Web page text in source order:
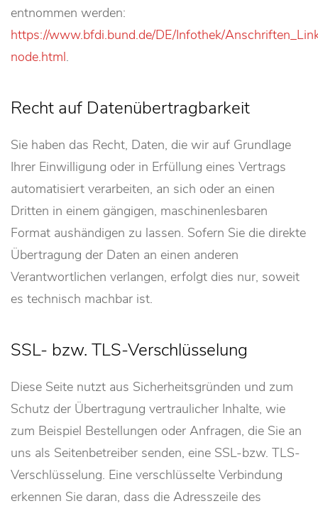
entnommen werden:
https://www.bfdi.bund.de/DE/Infothek/
node.html.
Recht auf Datenübertragbarkeit
Sie haben das Recht, Daten, die wir auf Grundlage
Ihrer Einwilligung oder in Erfüllung eines Vertrags
automatisiert verarbeiten, an sich oder an einen
Dritten in einem gängigen, maschinenlesbaren
Format aushändigen zu lassen. Sofern Sie die direkte
Übertragung der Daten an einen anderen
Verantwortlichen verlangen, erfolgt dies nur, soweit
es technisch machbar ist.
SSL- bzw. TLS-Verschlüsselung
Diese Seite nutzt aus Sicherheitsgründen und zum
Schutz der Übertragung vertraulicher Inhalte, wie
zum Beispiel Bestellungen oder Anfragen, die Sie an
uns als Seitenbetreiber senden, eine SSL-bzw. TLS-
Verschlüsselung. Eine verschlüsselte Verbindung
erkennen Sie daran, dass die Adresszeile des